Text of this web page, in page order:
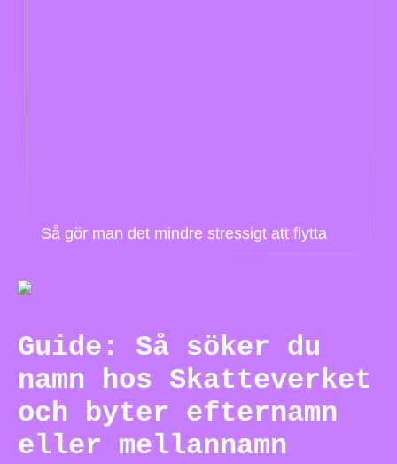
Så gör man det mindre stressigt att flytta
Guide: Så söker du
namn hos Skatteverket
och byter efternamn
eller mellannamn